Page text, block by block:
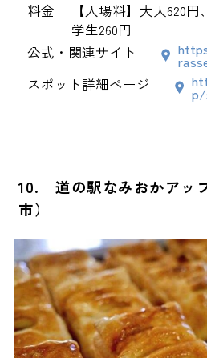
料金
【入場料】大人620
学生260円
公式・関連サイト
スポット詳細ページ
p/
10. 道の駅なみおかアッ
市）